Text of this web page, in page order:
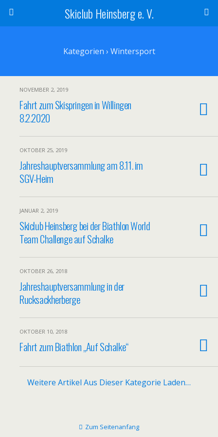
Skiclub Heinsberg e. V.
Kategorien › Wintersport
NOVEMBER 2, 2019
Fahrt zum Skispringen in Willingen
8.2.2020
OKTOBER 25, 2019
Jahreshauptversammlung am 8.11. im
SGV-Heim
JANUAR 2, 2019
Skiclub Heinsberg bei der Biathlon World
Team Challenge auf Schalke
OKTOBER 26, 2018
Jahreshauptversammlung in der
Rucksackherberge
OKTOBER 10, 2018
Fahrt zum Biathlon „Auf Schalke“
Weitere Artikel Aus Dieser Kategorie Laden…
Zum Seitenanfang